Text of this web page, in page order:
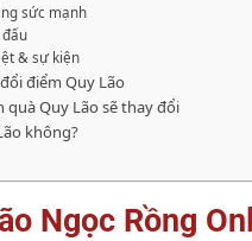
sức mạnh
& sự kiện
điểm Quy Lão
quà Quy Lão sẽ thay đổi
không?
Ngọc Rồng